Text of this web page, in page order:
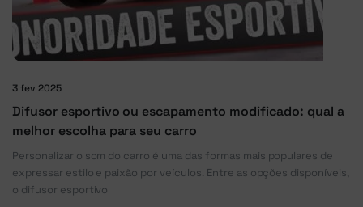
3 fev 2025
Difusor esportivo ou escapamento modificado: qual a
melhor escolha para seu carro
Personalizar o som do carro é uma das formas mais populares de
expressar estilo e paixão por veículos. Entre as opções disponíveis,
o difusor esportivo